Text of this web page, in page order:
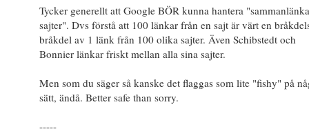
Tycker generellt att Google BÖR kunna hantera
sajter". Dvs förstå att 100 länkar från en sajt är värt en
bråkdel av 1 länk från 100 olika sajter. Även Schibstedt och
Bonnier länkar friskt mellan alla sina sajter.
Men som du säger så kanske det flaggas som lite "fishy" på
sätt, ändå. Better safe than sorry.
-----